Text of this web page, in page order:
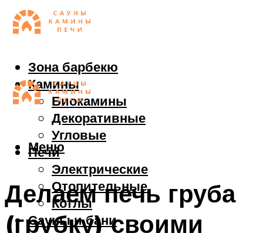
Зона барбекю
Камины
Биокамины
Декоративные
Угловые
Печи
Электрические
Отопительные
Котлы
Сауны и бани
Меню
Делаем печь груба
(грубку) своими